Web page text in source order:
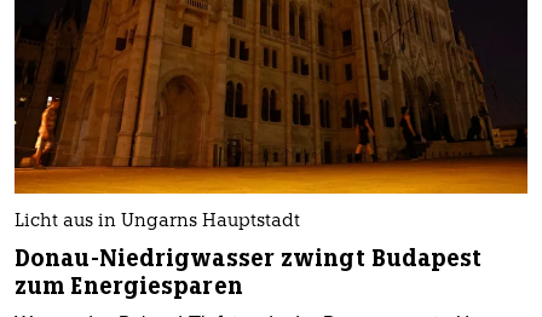
Licht aus in Ungarns Hauptstadt
Donau-Niedrigwasser zwingt Budapest
zum Energiesparen